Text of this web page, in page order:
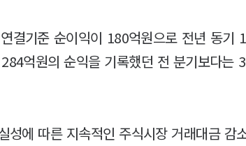
결기준 순이익이 180억원으로 전년 동기
억원의 순익을 기록했던 전 분기보다는
성에 따른 지속적인 주식시장 거래대금 감